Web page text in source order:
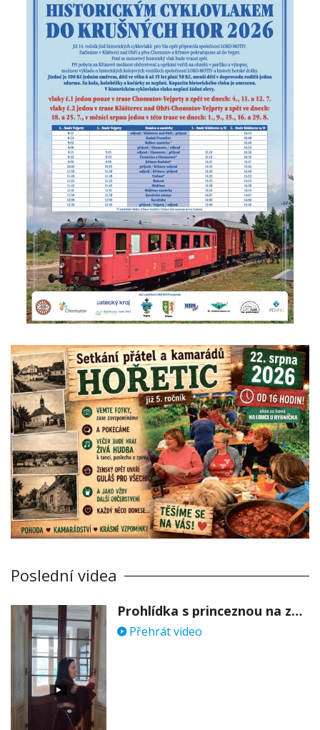
Poslední videa
Prohlídka s princeznou na zámku Stekník
Přehrát video